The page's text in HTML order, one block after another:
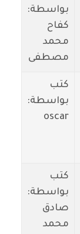
بواسطة:
كفاح
محمد
مصطفى
كتب
بواسطة:
oscar
كتب
بواسطة:
صادق
محمد